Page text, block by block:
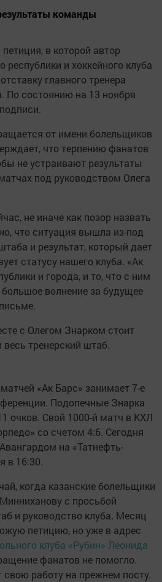
команды
в которой автор
республики и хоккейного клуба
главного тренера
По состоянию на 13 ноября
от имени болельщиков
что терпению фанатов
не устраивают результаты
под руководством Олега
не иначе как позор назвать
что ситуация вышла из-под
и результат, который дает
статусу нашего клуба. «Ак
и города, и то, что с ним
волнение за будущее
с Олегом Знарком стоит
весь тренерский штаб.
«Ак Барс» занимает 7-е
Подопечные Знарка
очков. Свой 1000-й матч в КХЛ
со счетом 4:6. Сегодня
на «Татнефть-
в 16:30.
когда казанские болельщики
с просьбой
и руководство клуба. Месяц
петицию, но уже в адрес
клуба «Рубин» Леонида
фанатов не помогло.
работу на прежнем посту.